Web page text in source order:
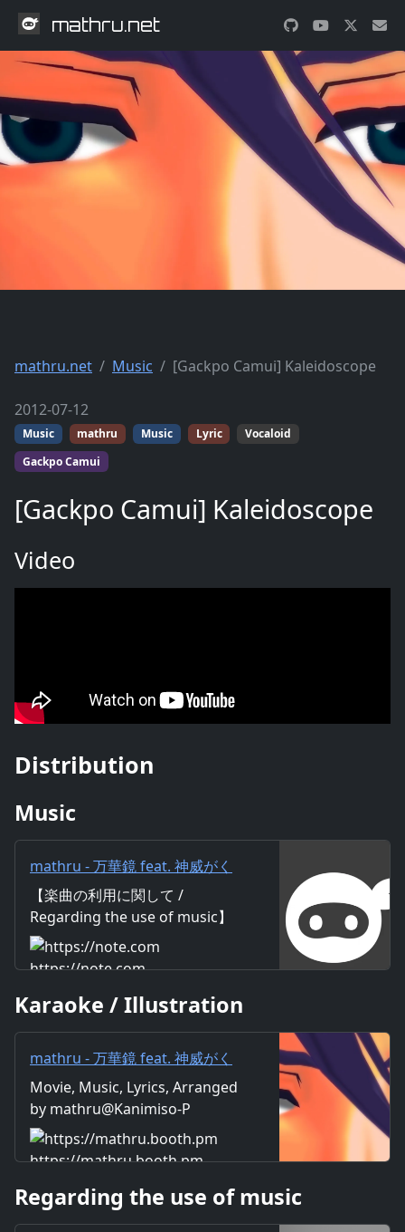
mathru.net
mathru.net Music [Gackpo Camui] Kaleidoscope
2012-07-12
Music mathru Music Lyric
Vocaloid
Gackpo Camui
[Gackpo Camui] Kaleidoscope
Video
Distribution
Music
mathru - 万華鏡 feat. 神威がく
ぽ - Kaleidoscope feat. Gackpo
Camui｜mathru
【楽曲の利用に関して /
Regarding the use of music】
https://mathru.net/terms/musi
c 【歌詞 / Lyrics】 Lyrics：
Arrange：mathru Sing：
すか 君は何処にいますか 月がよ
く見える夜に懐（おも）い出す
姿 風は吹いていますか 雨は降っ
ていますか 傘は僕でない違う誰
かの手の中 煌々 輝（ひか）る こ
の記憶の破片 鏡々廻る この筒箱
の奏 泪で見る世界は万華鏡 青天
模様 闇天模様 儚く煌め
https://note.com
Karaoke / Illustration
mathru - 万華鏡 feat. 神威がく
ぽ - Kaleidoscope feat. Gackpo
Camui - mathruねっと - BOOTH
Movie, Music, Lyrics, Arranged
by mathru@Kanimiso-P
https://mathru.booth.pm
Regarding the use of music